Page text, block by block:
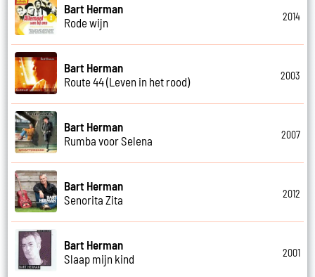
Bart Herman
Rode wijn
2014
Bart Herman
Route 44 (Leven in het rood)
2003
Bart Herman
Rumba voor Selena
2007
Bart Herman
Senorita Zita
2012
Bart Herman
Slaap mijn kind
2001